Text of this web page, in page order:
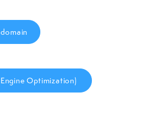
Optimization)